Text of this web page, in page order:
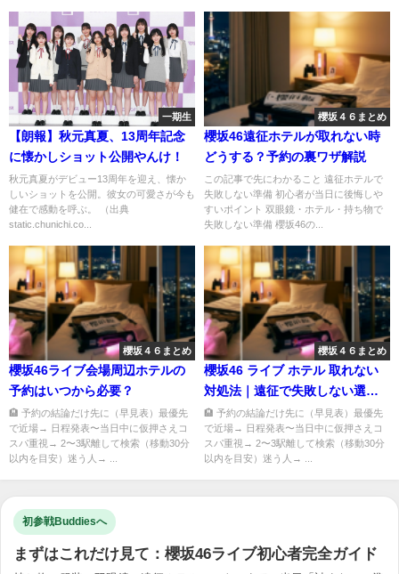
一期生
【朗報】秋元真夏、13周年記念
に懐かしショット公開やんけ！
秋元真夏がデビュー13周年を迎え、懐か
しいショットを公開。彼女の可愛さが今も
健在で感動を呼ぶ。 （出典
static.chunichi.co...
櫻坂４６まとめ
櫻坂46遠征ホテルが取れない時
どうする？予約の裏ワザ解説
この記事で先にわかること 遠征ホテルで
失敗しない準備 初心者が当日に後悔しや
すいポイント 双眼鏡・ホテル・持ち物で
失敗しない準備 櫻坂46の...
櫻坂４６まとめ
櫻坂46ライブ会場周辺ホテルの
予約はいつから必要？
🏨 予約の結論だけ先に（早見表）最優先
で近場→ 日程発表〜当日中に仮押さえコ
スパ重視→ 2〜3駅離して検索（移動30分
以内を目安）迷う人→ ...
櫻坂４６まとめ
櫻坂46 ライブ ホテル 取れない
対処法｜遠征で失敗しない選び
方
🏨 予約の結論だけ先に（早見表）最優先
で近場→ 日程発表〜当日中に仮押さえコ
スパ重視→ 2〜3駅離して検索（移動30分
以内を目安）迷う人→ ...
初参戦Buddiesへ
まずはこれだけ見て：櫻坂46ライブ初心者完全ガイド